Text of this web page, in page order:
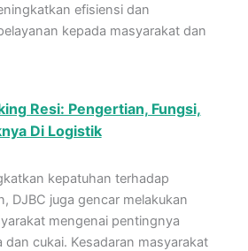
efisiensi dan
kepada masyarakat dan
Resi: Pengertian, Fungsi,
Di Logistik
kepatuhan terhadap
DJBC juga gencar melakukan
mengenai pentingnya
dan cukai. Kesadaran masyarakat